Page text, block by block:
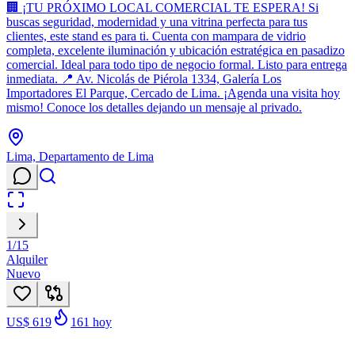
🏢 ¡TU PRÓXIMO LOCAL COMERCIAL TE ESPERA! Si
buscas seguridad, modernidad y una vitrina perfecta para tus
clientes, este stand es para ti. Cuenta con mampara de vidrio
completa, excelente iluminación y ubicación estratégica en pasadizo
comercial. Ideal para todo tipo de negocio formal. Listo para entrega
inmediata. 📍 Av. Nicolás de Piérola 1334, Galería Los
Importadores El Parque, Cercado de Lima. ¡Agenda una visita hoy
mismo! Conoce los detalles dejando un mensaje al privado.
Lima, Departamento de Lima
1/15
Alquiler
Nuevo
US$ 619 161 hoy